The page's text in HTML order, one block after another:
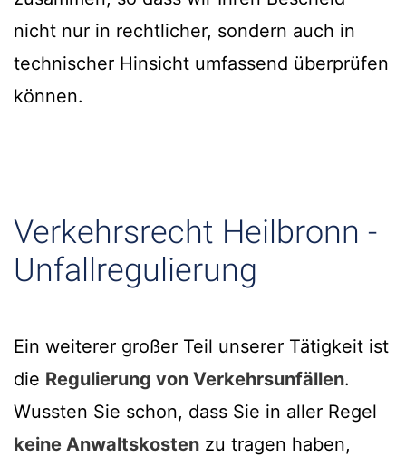
nicht nur in rechtlicher, sondern auch in
technischer Hinsicht umfassend überprüfen
können.
Verkehrsrecht Heilbronn -
Unfallregulierung
Ein weiterer großer Teil unserer Tätigkeit ist
die Regulierung von Verkehrsunfällen.
Wussten Sie schon, dass Sie in aller Regel
keine Anwaltskosten zu tragen haben,